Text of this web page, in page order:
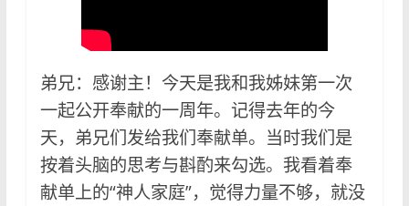
弟兄：感谢主！今天是我和我姊妹第一次
一起公开奉献的一周年。记得去年的今
天，弟兄们发给我们奉献单。当时我们是
按着头脑的思考与斟酌来勾选。我看着奉
献单上的“神人家庭”，觉得力量不够，就没